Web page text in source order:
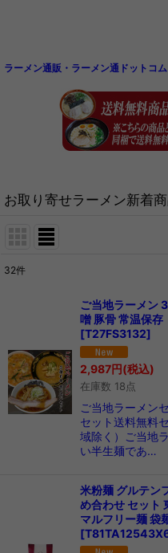
ラーメン通販・ラーメン通ドットコム
お取り寄せラーメン新着
並び順:
32件
ご当地ラーメン
噌 豚骨 常温保存
[T27FS3132]
2,987円(税込)
在庫数 18点
ご当地ラーメン
セット送料無料
域除く）ご当地
い半生麺であ…
米粉麺 グルテン
め合わせ セット
マルフリー麺 袋
[